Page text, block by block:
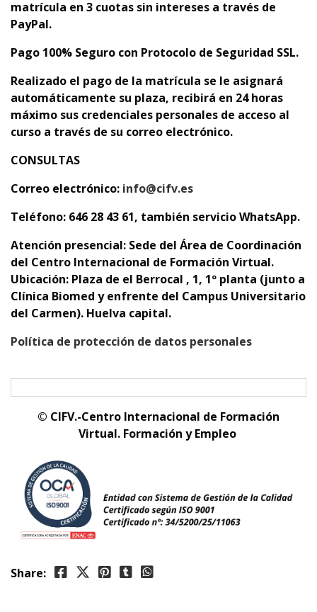
matrícula en 3 cuotas sin intereses a través de
PayPal.
Pago 100% Seguro con Protocolo de Seguridad SSL.
Realizado el pago de la matrícula se le asignará
automáticamente su plaza, recibirá en 24 horas
máximo sus credenciales personales de acceso al
curso a través de su correo electrónico.
CONSULTAS
Correo electrónico: info@cifv.es
Teléfono: 646 28 43 61, también servicio WhatsApp.
Atención presencial: Sede del Área de Coordinación
del Centro Internacional de Formación Virtual.
Ubicación: Plaza de el Berrocal , 1, 1º planta (junto a
Clínica Biomed y enfrente del Campus Universitario
del Carmen). Huelva capital.
Política de protección de datos personales
© CIFV.-Centro Internacional de Formación
Virtual. Formación y Empleo
Share: